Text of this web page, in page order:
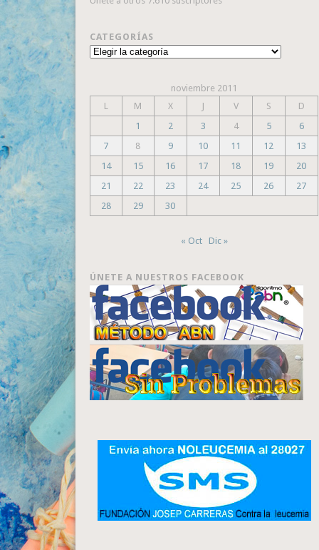
CATEGORÍAS
Categorías
noviembre 2011
L
M X J V S
D
1
2 3 4 5
6
7
8 9 10 11 12
13
14
15 16 17 18 19
20
21
22 23 24 25 26
27
28
29 30
« Oct Dic »
ÚNETE A NUESTROS FACEBOOK